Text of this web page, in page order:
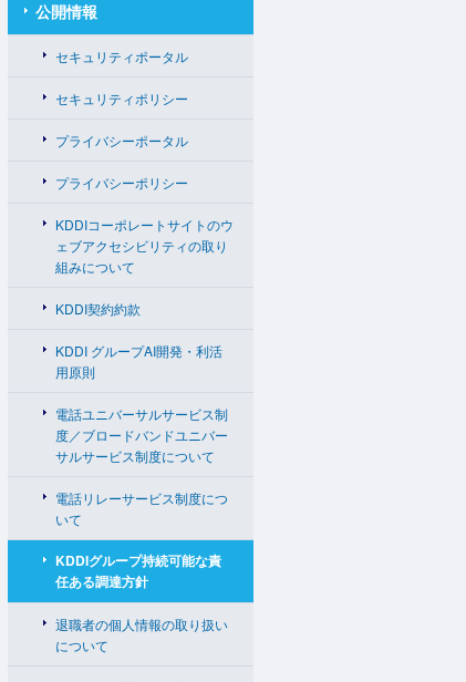
公開情報
セキュリティポータル
セキュリティポリシー
プライバシーポータル
プライバシーポリシー
KDDIコーポレートサイトのウ
ェブアクセシビリティの取り
組みについて
KDDI契約約款
KDDI グループAI開発・利活
用原則
電話ユニバーサルサービス制
度／ブロードバンドユニバー
サルサービス制度について
電話リレーサービス制度につ
いて
KDDIグループ持続可能な責
任ある調達方針
退職者の個人情報の取り扱い
について